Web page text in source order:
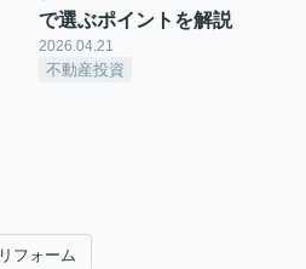
で選ぶポイントを解説
2026.04.21
不動産投資
リフォーム